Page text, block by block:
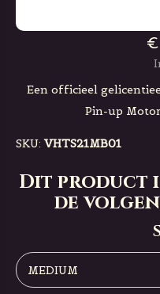
Een officieel
Pin-up
SKU:VHTS21MB01
Dit product
de